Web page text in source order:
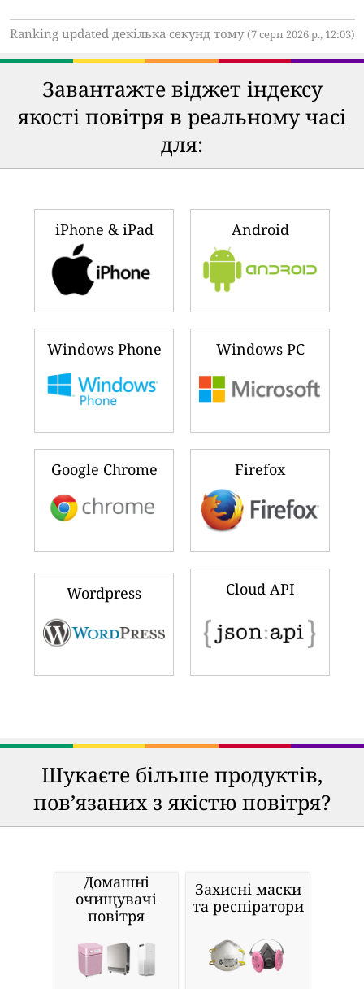
Ranking updated декілька секунд тому(7 серп 2026 р., 12:03)
Завантажте віджет індексу
якості повітря в реальному часі
для:
iPhone & iPad Android
Windows Phone Windows PC
Google Chrome Firefox
Wordpress Cloud API
Шукаєте більше продуктів,
пов’язаних з якістю повітря?
Домашні
очищувачі
повітря
Захисні маски
та респіратори